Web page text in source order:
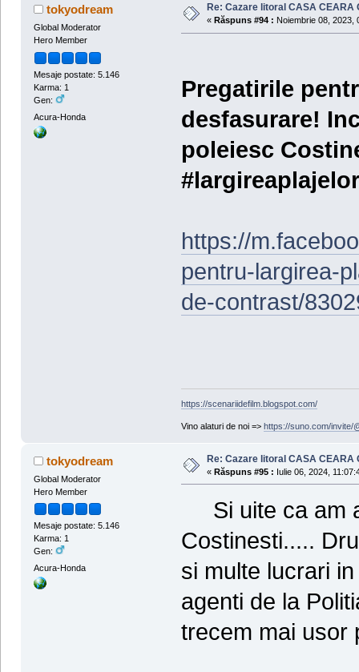
tokyodream
Global Moderator
Hero Member
Mesaje postate: 5.146
Karma: 1
Gen:
Acura-Honda
Re: Cazare litoral CASA CEARA
« Răspuns #94 : Noiembrie 08, 2023,
Pregatirile
desfasurare!
poleiesc
https://
pentru-largirea-
de-contrast/
https://scenariidefilm.blogspot.com/
Vino alaturi de noi => https://suno.com/invite/
tokyodream
Global Moderator
Hero Member
Mesaje postate: 5.146
Karma: 1
Gen:
Acura-Honda
Re: Cazare litoral CASA CEARA
« Răspuns #95 : Iulie 06, 2024,
Si uite ca am
Costinesti.....
si multe lucrari
agenti de la
trecem mai usor